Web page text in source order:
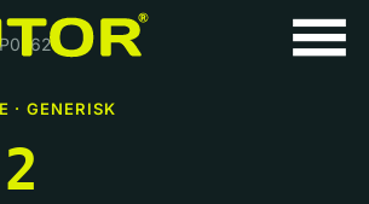
P0562
· GENERISK